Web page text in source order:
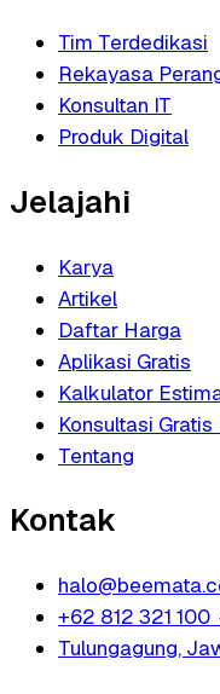
Tim Terdedikasi
Rekayasa
Konsultan IT
Produk Digital
Jelajahi
Karya
Artikel
Daftar Harga
Aplikasi Gratis
Kalkulator
Konsultasi Gratis
Tentang
Kontak
+62 812 321 100
Tulungagung,